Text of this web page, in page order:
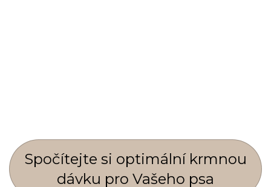
Spočí­tejte si optimální krmnou
dávku pro Vašeho psa